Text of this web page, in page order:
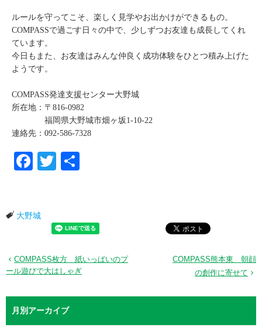
ルールを守ってこそ、楽しく見学やお出かけができるもの。
COMPASSで過ごす日々の中で、少しずつお友達も成長してくれ
ています。
今日もまた、お友達はみんな仲良く成功体験をひとつ積み上げた
ようです。
COMPASS発達支援センター大野城
所在地：〒816-0982
福岡県大野城市畑ヶ坂1-10-22
連絡先：092-586-7328
FacebookTwitter
大野城
COMPASS枚方 紙いっぱいのプ
ール遊びで大はしゃぎ
COMPASS熊本東 朝顔
の創作に寄せて
月別アーカイブ